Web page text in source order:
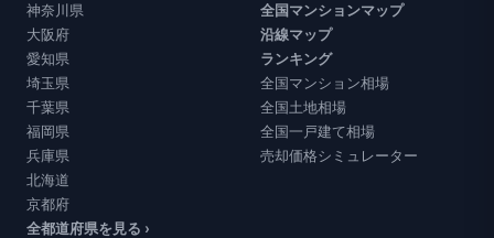
神奈川県
大阪府
愛知県
埼玉県
千葉県
福岡県
兵庫県
北海道
京都府
全都道府県を見る ›
全国マンションマップ
沿線マップ
ランキング
全国マンション相場
全国土地相場
全国一戸建て相場
売却価格シミュレーター